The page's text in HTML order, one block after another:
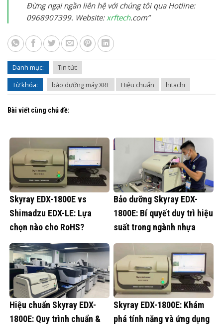
Đừng ngại ngần liên hệ với chúng tôi qua Hotline:
0968907399. Website:xrftech.com”
Danh mục:
Tin tức
Từ khóa:
bảo dưỡng máy XRF Hiệu chuẩn hitachi
Bài viết cùng chủ đề:
Skyray EDX-1800E vs
Shimadzu EDX-LE: Lựa
chọn nào cho RoHS?
Bảo dưỡng Skyray EDX-
1800E: Bí quyết duy trì hiệu
suất trong ngành nhựa
Hiệu chuẩn Skyray EDX-
1800E: Quy trình chuẩn &
Skyray EDX-1800E: Khám
phá tính năng và ứng dụng